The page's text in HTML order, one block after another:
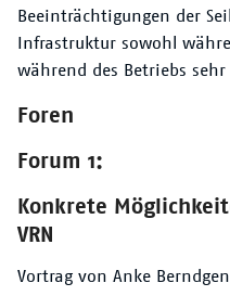
Beeinträchtigungen der
Infrastruktur sowohl
während des Betriebs sehr
Foren
Forum 1:
Konkrete
VRN
Vortrag von Anke